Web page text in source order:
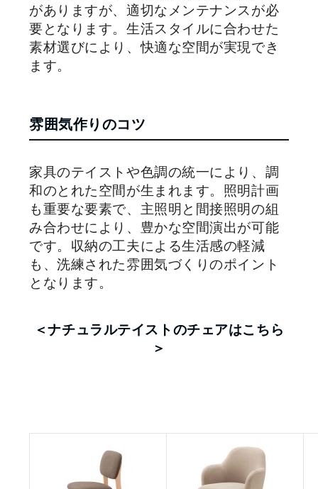
がありますが、適切なメンテナンスが必
要となります。生活スタイルに合わせた
素材選びにより、快適な空間が実現でき
ます。
雰囲気作りのコツ
家具のテイストや色調の統一により、調
和のとれた空間が生まれます。照明計画
も重要な要素で、主照明と間接照明の組
み合わせにより、豊かな空間演出が可能
です。収納の工夫による生活感の軽減
も、洗練された雰囲気づくりのポイント
となります。
＜ナチュラルテイストのチェアはこちら
＞